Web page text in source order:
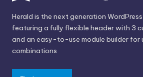
Herald is the next generation
featuring a fully flexible header with 3
and an easy-to-use module builder for
combinations